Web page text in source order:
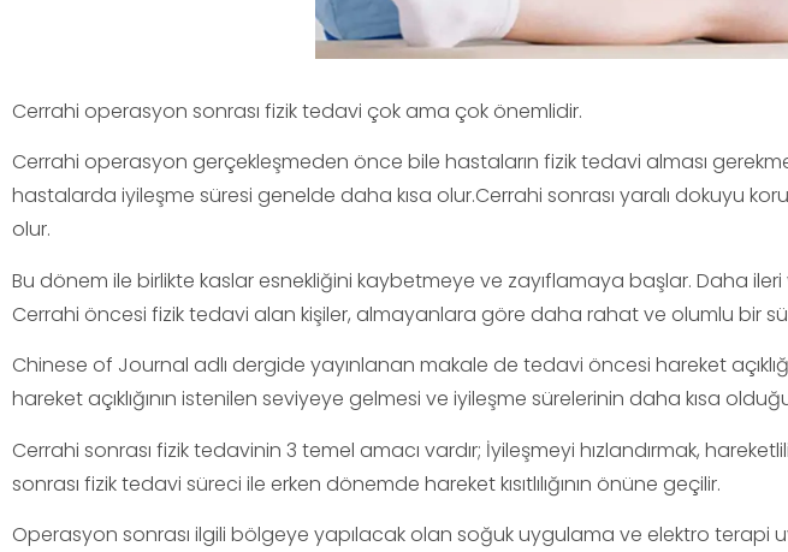
Cerrahi operasyon sonrası fizik tedavi çok ama çok önemlidir.
Cerrahi operasyon gerçekleşmeden önce bile hastaların fizik tedavi alması
hastalarda iyileşme süresi genelde daha kısa olur.Cerrahi sonrası yaralı dokuyu
olur.
Bu dönem ile birlikte kaslar esnekliğini kaybetmeye ve zayıflamaya başlar. Daha ileri
Cerrahi öncesi fizik tedavi alan kişiler, almayanlara göre daha rahat ve olumlu bir
Chinese of Journal adlı dergide yayınlanan makale de tedavi öncesi hareket
hareket açıklığının istenilen seviyeye gelmesi ve iyileşme sürelerinin daha kısa
Cerrahi sonrası fizik tedavinin 3 temel amacı vardır; İyileşmeyi hızlandırmak,
sonrası fizik tedavi süreci ile erken dönemde hareket kısıtlılığının önüne geçilir.
Operasyon sonrası ilgili bölgeye yapılacak olan soğuk uygulama ve elektro terapi